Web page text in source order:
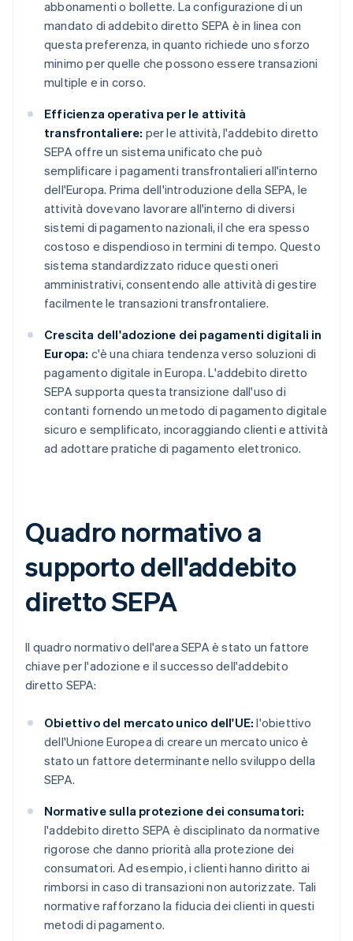
abbonamenti o bollette. La configurazione di un
mandato di addebito diretto SEPA è in linea con
questa preferenza, in quanto richiede uno sforzo
minimo per quelle che possono essere transazioni
multiple e in corso.
Efficienza operativa per le attività
transfrontaliere: per le attività, l'addebito diretto
SEPA offre un sistema unificato che può
semplificare i pagamenti transfrontalieri all'interno
dell'Europa. Prima dell'introduzione della SEPA, le
attività dovevano lavorare all'interno di diversi
sistemi di pagamento nazionali, il che era spesso
costoso e dispendioso in termini di tempo. Questo
sistema standardizzato riduce questi oneri
amministrativi, consentendo alle attività di gestire
facilmente le transazioni transfrontaliere.
Crescita dell'adozione dei pagamenti digitali in
Europa: c'è una chiara tendenza verso soluzioni di
pagamento digitale in Europa. L'addebito diretto
SEPA supporta questa transizione dall'uso di
contanti fornendo un metodo di pagamento digitale
sicuro e semplificato, incoraggiando clienti e attività
ad adottare pratiche di pagamento elettronico.
Quadro normativo a
supporto dell'addebito
diretto SEPA
Il quadro normativo dell'area SEPA è stato un fattore
chiave per l'adozione e il successo dell'addebito
diretto SEPA:
Obiettivo del mercato unico dell'UE: l'obiettivo
dell'Unione Europea di creare un mercato unico è
stato un fattore determinante nello sviluppo della
SEPA.
Normative sulla protezione dei consumatori:
l'addebito diretto SEPA è disciplinato da normative
rigorose che danno priorità alla protezione dei
consumatori. Ad esempio, i clienti hanno diritto ai
rimborsi in caso di transazioni non autorizzate. Tali
normative rafforzano la fiducia dei clienti in questi
metodi di pagamento.